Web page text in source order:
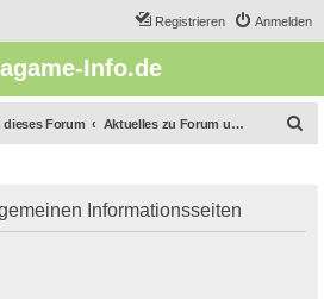
Anmelden
Registrieren
Info.de
dieses Forum Aktuelles zu Forum und Webseite
e
Informationsseiten